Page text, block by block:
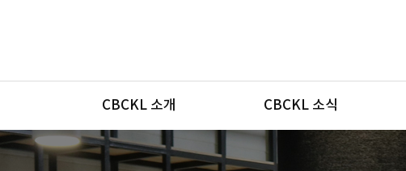
메뉴
CBCKL 소개 CBCKL 소식